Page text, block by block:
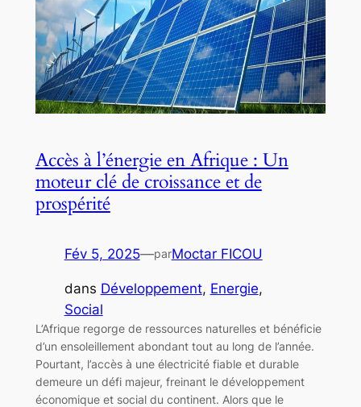
Accès à l’énergie en Afrique : Un
moteur clé de croissance et de
prospérité
Fév 5, 2025—parMoctar FICOU
dans Développement, Energie
Social
L’Afrique regorge de ressources naturelles et bénéficie
d’un ensoleillement abondant tout au long de l’année.
Pourtant, l’accès à une électricité fiable et durable
demeure un défi majeur, freinant le développement
économique et social du continent. Alors que le